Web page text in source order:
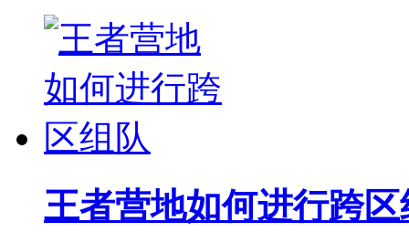
王者营地如何进行跨区